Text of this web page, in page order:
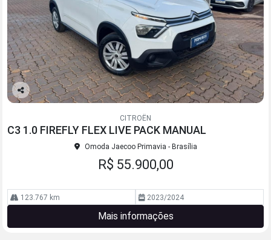
Co
lhe
CITROËN
C3 1.0 FIREFLY FLEX LIVE PACK MANUAL
Omoda Jaecoo Primavia - Brasília
R$ 55.900,00
123.767 km 2023/2024
Mais informações